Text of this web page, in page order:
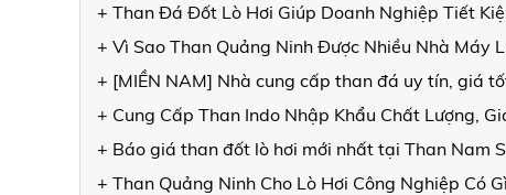
+ Than Đá Đốt Lò Hơi Giúp Doanh Nghiệp Tiết
+ Vì Sao Than Quảng Ninh Được Nhiều Nhà Máy
+ [MIỀN NAM] Nhà cung cấp than đá uy tín, giá
+ Cung Cấp Than Indo Nhập Khẩu Chất Lượng,
+ Báo giá than đốt lò hơi mới nhất tại Than Nam
+ Than Quảng Ninh Cho Lò Hơi Công Nghiệp Có